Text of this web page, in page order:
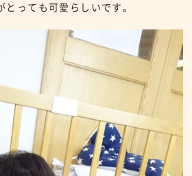
っても可愛らしいです。